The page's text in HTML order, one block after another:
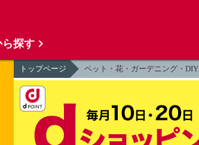
トップページ ペット・花・ガーデニング・DIY
ら探す